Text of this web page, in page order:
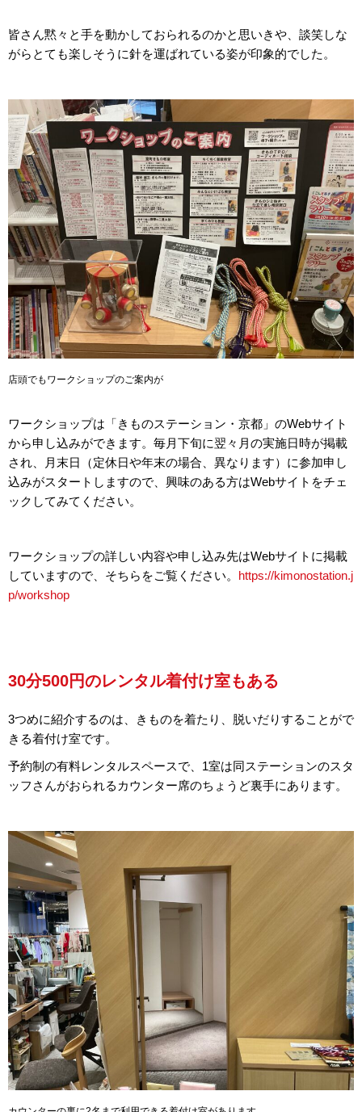
皆さん黙々と手を動かしておられるのかと思いきや、談笑しな
がらとても楽しそうに針を運ばれている姿が印象的でした。
店頭でもワークショップのご案内が
ワークショップは「きものステーション・京都」のWebサイト
から申し込みができます。毎月下旬に翌々月の実施日時が掲載
され、月末日（定休日や年末の場合、異なります）に参加申し
込みがスタートしますので、興味のある方はWebサイトをチェ
ックしてみてください。
ワークショップの詳しい内容や申し込み先はWebサイトに掲載
していますので、そちらをご覧ください。 https://kimonostation.j
p/workshop
30分500円のレンタル着付け室もある
3つめに紹介するのは、きものを着たり、脱いだりすることがで
きる着付け室です。
予約制の有料レンタルスペースで、1室は同ステーションのスタ
ッフさんがおられるカウンター席のちょうど裏手にあります。